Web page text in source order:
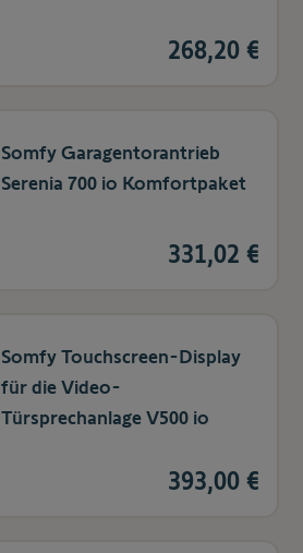
268,20 €
Somfy Garagentorantrieb
Serenia 700 io Komfortpaket
331,02 €
Somfy Touchscreen-Display
für die Video-
Türsprechanlage V500 io
393,00 €